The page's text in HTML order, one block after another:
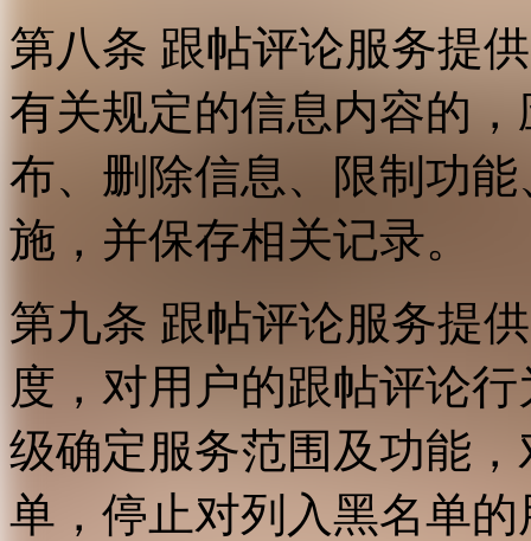
第八条 跟帖评论服务提
有关规定的信息内容的
布、删除信息、限制功
施，并保存相关记录。
第九条 跟帖评论服务提
度，对用户的跟帖评论
级确定服务范围及功能
单，停止对列入黑名单